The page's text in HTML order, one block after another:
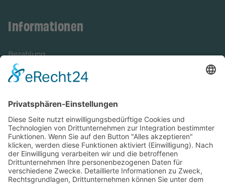
Informationen
Bezahlung
Newsletter
Versandinformationen
Verfügbarkeit/Verträglichkeit
Rechtliches
Widerrufsrecht und Widerrufsformular
Impressum